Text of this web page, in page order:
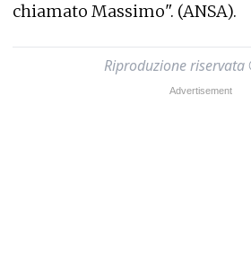
chiamato Massimo". (ANSA).
Riproduzione